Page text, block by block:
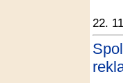
22.